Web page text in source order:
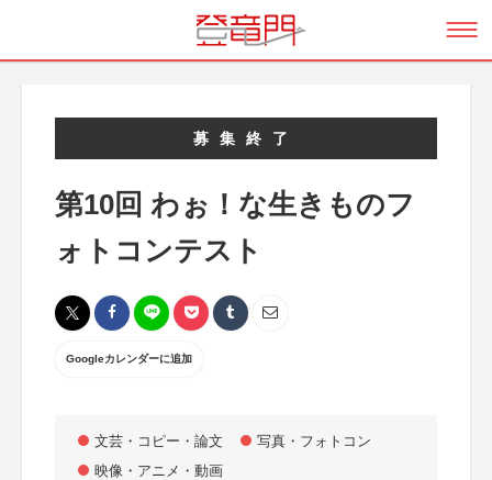
募集終了
第10回 わぉ！な生きものフ
ォトコンテスト
Googleカレンダーに追加
文芸・コピー・論文
写真・フォトコン
映像・アニメ・動画